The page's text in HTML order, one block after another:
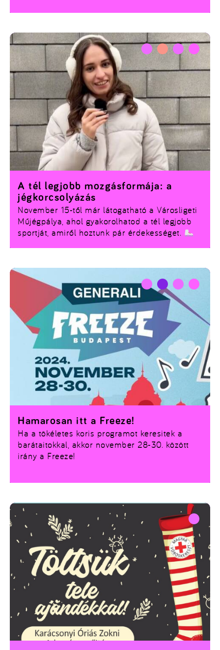
November 15-től már látogatható a Városligeti
Műjégpálya, ahol gyakorolhatod a tél legjobb
sportját, amiről hoztunk pár érdekességet.
A tél legjobb mozgásformája: a
jégkorcsolyázás
Ha a tökéletes koris programot keresitek a
barátaitokkal, akkor november 28-30. között
irány a Freeze!
Hamarosan itt a Freeze!